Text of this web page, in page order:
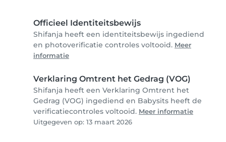
Officieel Identiteitsbewijs
Shifanja heeft een identiteitsbewijs ingediend
en photoverificatie controles voltooid. Meer
informatie
Verklaring Omtrent het Gedrag (VOG)
Shifanja heeft een Verklaring Omtrent het
Gedrag (VOG) ingediend en Babysits heeft de
verificatiecontroles voltooid. Meer informatie
Uitgegeven op: 13 maart 2026